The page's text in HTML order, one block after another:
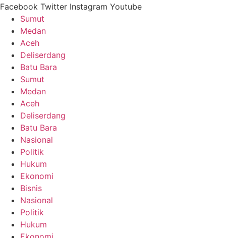
Facebook Twitter Instagram Youtube
Sumut
Medan
Aceh
Deliserdang
Batu Bara
Sumut
Medan
Aceh
Deliserdang
Batu Bara
Nasional
Politik
Hukum
Ekonomi
Bisnis
Nasional
Politik
Hukum